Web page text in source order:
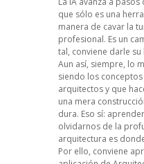
que sólo es una
manera de cavar la
profesional. Es un
tal, conviene darle su
Aun así, siempre, lo
siendo los
arquitectos y que
una mera
dura. Eso sí:
olvidarnos de la
arquitectura es
Por ello, conviene